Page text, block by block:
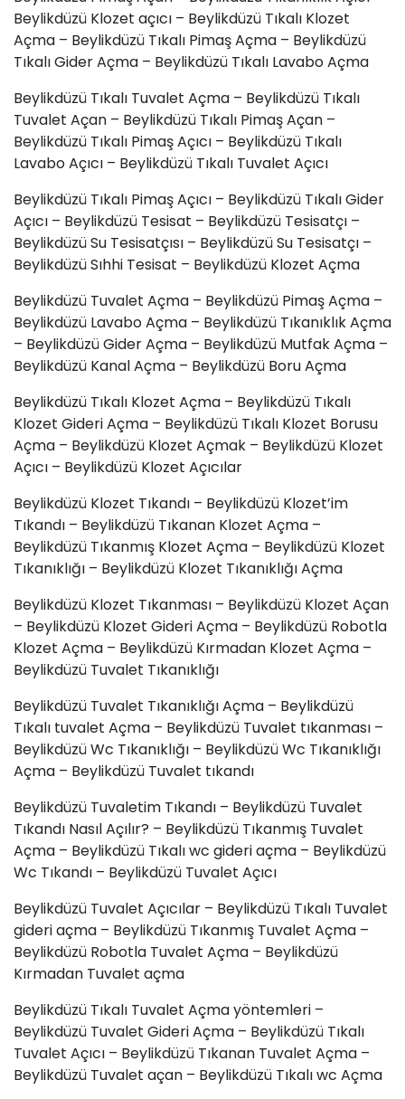
Beylikdüzü Klozet açıcı – Beylikdüzü Tıkalı Klozet
Açma – Beylikdüzü Tıkalı Pimaş Açma – Beylikdüzü
Tıkalı Gider Açma – Beylikdüzü Tıkalı Lavabo Açma
Beylikdüzü Tıkalı Tuvalet Açma – Beylikdüzü Tıkalı
Tuvalet Açan – Beylikdüzü Tıkalı Pimaş Açan –
Beylikdüzü Tıkalı Pimaş Açıcı – Beylikdüzü Tıkalı
Lavabo Açıcı – Beylikdüzü Tıkalı Tuvalet Açıcı
Beylikdüzü Tıkalı Pimaş Açıcı – Beylikdüzü Tıkalı Gider
Açıcı – Beylikdüzü Tesisat – Beylikdüzü Tesisatçı –
Beylikdüzü Su Tesisatçısı – Beylikdüzü Su Tesisatçı –
Beylikdüzü Sıhhi Tesisat – Beylikdüzü Klozet Açma
Beylikdüzü Tuvalet Açma – Beylikdüzü Pimaş Açma –
Beylikdüzü Lavabo Açma – Beylikdüzü Tıkanıklık Açma
– Beylikdüzü Gider Açma – Beylikdüzü Mutfak Açma –
Beylikdüzü Kanal Açma – Beylikdüzü Boru Açma
Beylikdüzü Tıkalı Klozet Açma – Beylikdüzü Tıkalı
Klozet Gideri Açma – Beylikdüzü Tıkalı Klozet Borusu
Açma – Beylikdüzü Klozet Açmak – Beylikdüzü Klozet
Açıcı – Beylikdüzü Klozet Açıcılar
Beylikdüzü Klozet Tıkandı – Beylikdüzü Klozet’im
Tıkandı – Beylikdüzü Tıkanan Klozet Açma –
Beylikdüzü Tıkanmış Klozet Açma – Beylikdüzü Klozet
Tıkanıklığı – Beylikdüzü Klozet Tıkanıklığı Açma
Beylikdüzü Klozet Tıkanması – Beylikdüzü Klozet Açan
– Beylikdüzü Klozet Gideri Açma – Beylikdüzü Robotla
Klozet Açma – Beylikdüzü Kırmadan Klozet Açma –
Beylikdüzü Tuvalet Tıkanıklığı
Beylikdüzü Tuvalet Tıkanıklığı Açma – Beylikdüzü
Tıkalı tuvalet Açma – Beylikdüzü Tuvalet tıkanması –
Beylikdüzü Wc Tıkanıklığı – Beylikdüzü Wc Tıkanıklığı
Açma – Beylikdüzü Tuvalet tıkandı
Beylikdüzü Tuvaletim Tıkandı – Beylikdüzü Tuvalet
Tıkandı Nasıl Açılır? – Beylikdüzü Tıkanmış Tuvalet
Açma – Beylikdüzü Tıkalı wc gideri açma – Beylikdüzü
Wc Tıkandı – Beylikdüzü Tuvalet Açıcı
Beylikdüzü Tuvalet Açıcılar – Beylikdüzü Tıkalı Tuvalet
gideri açma – Beylikdüzü Tıkanmış Tuvalet Açma –
Beylikdüzü Robotla Tuvalet Açma – Beylikdüzü
Kırmadan Tuvalet açma
Beylikdüzü Tıkalı Tuvalet Açma yöntemleri –
Beylikdüzü Tuvalet Gideri Açma – Beylikdüzü Tıkalı
Tuvalet Açıcı – Beylikdüzü Tıkanan Tuvalet Açma –
Beylikdüzü Tuvalet açan – Beylikdüzü Tıkalı wc Açma